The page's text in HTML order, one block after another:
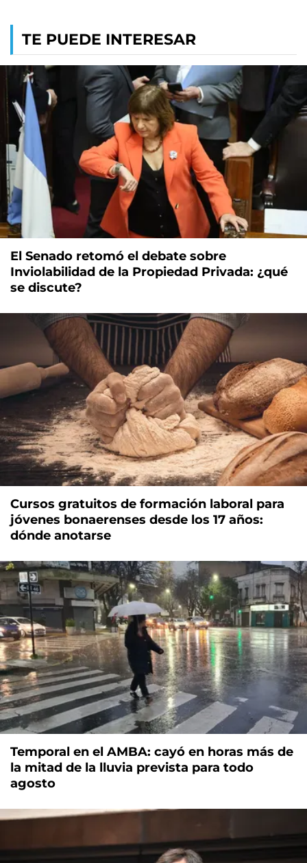
TE PUEDE INTERESAR
El Senado retomó el debate sobre
Inviolabilidad de la Propiedad Privada: ¿qué
se discute?
Cursos gratuitos de formación laboral para
jóvenes bonaerenses desde los 17 años:
dónde anotarse
Temporal en el AMBA: cayó en horas más de
la mitad de la lluvia prevista para todo
agosto